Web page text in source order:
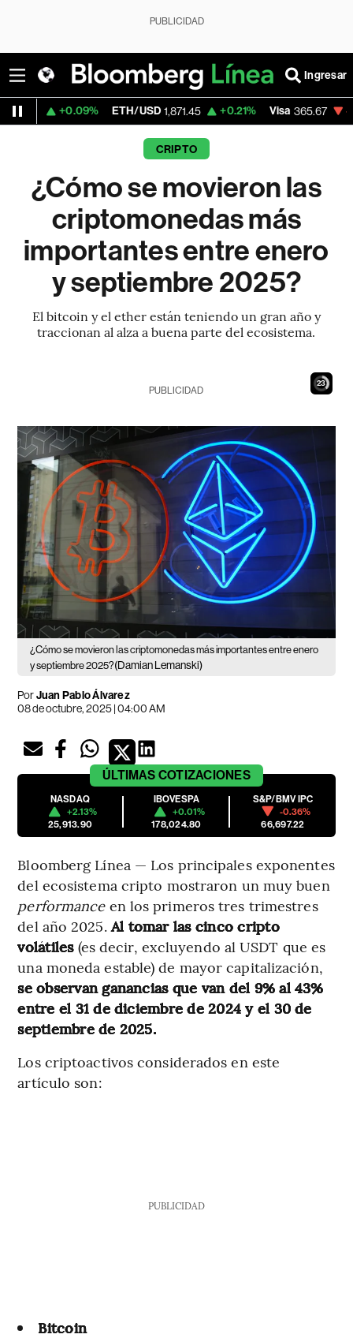
PUBLICIDAD
Ingresar
ETH/USD 1,871.45 +0.21% Visa 365.67 -0.13%
CRIPTO
¿Cómo se movieron las
criptomonedas más
importantes entre enero
y septiembre 2025?
El bitcoin y el ether están teniendo un gran año y
traccionan al alza a buena parte del ecosistema.
22
PUBLICIDAD
¿Cómo se movieron las criptomonedas más importantes entre enero
y septiembre 2025?(Damian Lemanski)
PorJuan Pablo Álvarez
08 de octubre, 2025 | 04:00 AM
ÚLTIMAS COTIZACIONES
NASDAQ
+2.13%
25,913.90
IBOVESPA
+0.01%
178,024.80
S&P/BMV IPC
-0.36%
66,697.22
Bloomberg Línea — Los principales exponentes
del ecosistema cripto mostraron un muy buen
performance en los primeros tres trimestres
del año 2025.Al tomar las cinco cripto
volátiles(es decir, excluyendo al USDT que es
una moneda estable) de mayor capitalización,
se observan ganancias que van del 9% al 43%
entre el 31 de diciembre de 2024 y el 30 de
septiembre de 2025.
Los criptoactivos considerados en este
artículo son:
PUBLICIDAD
Bitcoin